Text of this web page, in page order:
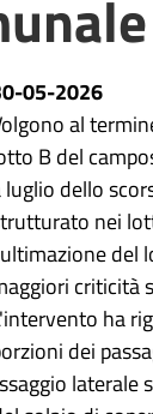
05-2026
al
B del
luglio dello
nei
del
criticità
ha
dei